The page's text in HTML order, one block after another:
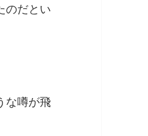
のだとい
な噂が飛